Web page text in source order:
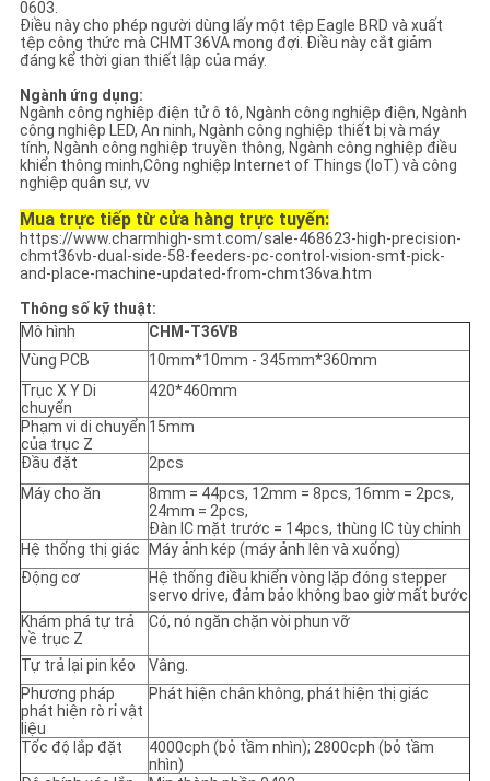
BẢO
MẬT
0603.
Điều này cho phép người dùng lấy một tệp Eagle BRD và xuất
tệp công thức mà CHMT36VA mong đợi. Điều này cắt giảm
đáng kể thời gian thiết lập của máy.
Ngành ứng dụng:
Ngành công nghiệp điện tử ô tô, Ngành công nghiệp điện, Ngành
công nghiệp LED, An ninh, Ngành công nghiệp thiết bị và máy
tính, Ngành công nghiệp truyền thông, Ngành công nghiệp điều
khiển thông minh,Công nghiệp Internet of Things (IoT) và công
nghiệp quân sự, vv
Mua trực tiếp từ cửa hàng trực tuyến:
https://www.charmhigh-smt.com/sale-468623-high-precision-
chmt36vb-dual-side-58-feeders-pc-control-vision-smt-pick-
and-place-machine-updated-from-chmt36va.htm
Thông số kỹ thuật:
Mô hình
CHM-T36VB
Vùng PCB
10mm*10mm - 345mm*360mm
Trục X Y Di
chuyển
420*460mm
Phạm vi di chuyển
của trục Z
15mm
Đầu đặt
2pcs
Máy cho ăn
8mm = 44pcs, 12mm = 8pcs, 16mm = 2pcs,
24mm = 2pcs,
Đàn IC mặt trước = 14pcs, thùng IC tùy chỉnh
Hệ thống thị giác
Máy ảnh kép (máy ảnh lên và xuống)
Động cơ
Hệ thống điều khiển vòng lặp đóng stepper
servo drive, đảm bảo không bao giờ mất bước
Khám phá tự trả
về trục Z
Có, nó ngăn chặn vòi phun vỡ
Tự trả lại pin kéo
Vâng.
Phương pháp
phát hiện rò rỉ vật
liệu
Phát hiện chân không, phát hiện thị giác
Tốc độ lắp đặt
4000cph (bỏ tầm nhìn); 2800cph (bỏ tầm
nhìn)